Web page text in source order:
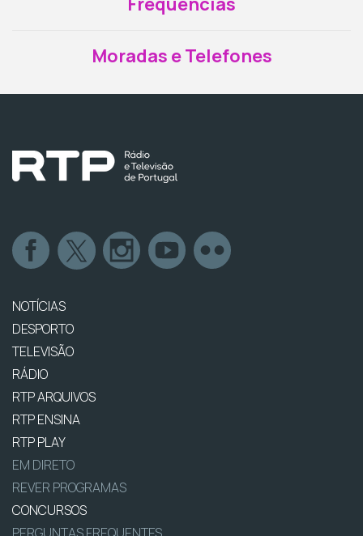
Moradas e Telefones
NOTÍCIAS
DESPORTO
TELEVISÃO
RÁDIO
RTP ARQUIVOS
RTP ENSINA
RTP PLAY
EM DIRETO
REVER PROGRAMAS
CONCURSOS